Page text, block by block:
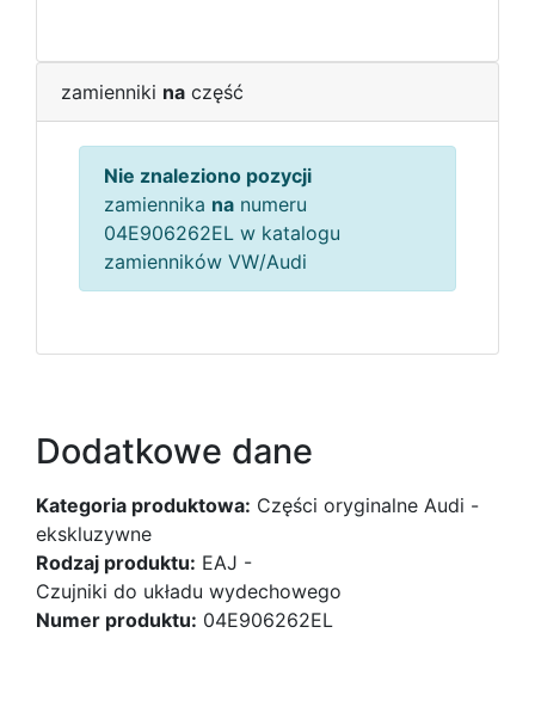
zamienniki na część
Nie znaleziono pozycji
zamiennika na numeru
04E906262EL w katalogu
zamienników VW/Audi
Dodatkowe dane
Kategoria produktowa: Części oryginalne Audi -
ekskluzywne
Rodzaj produktu: EAJ -
Czujniki do układu wydechowego
Numer produktu: 04E906262EL